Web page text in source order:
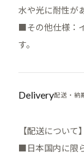
水や光に耐性が
■その他仕様：
す。
Delivery配送・納
【配送について】
■日本国内に限